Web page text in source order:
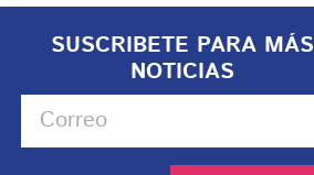
SUSCRIBETE PARA MÁS
NOTICIAS